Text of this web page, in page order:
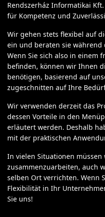
Rendszerház Informatikai
für Kompetenz und
Wir gehen stets flexibel auf
ein und beraten sie während
Wenn Sie sich also in einem
befinden, können wir Ihnen
benötigen, basierend auf
zugeschnitten auf Ihre
Wir verwenden derzeit das
dessen Vorteile in den
erläutert werden. Deshalb
mit der praktischen
In vielen Situationen
zusammenzuarbeiten, auch
selben Ort verrichten. Wenn
Flexibilität in Ihr
Sie uns!